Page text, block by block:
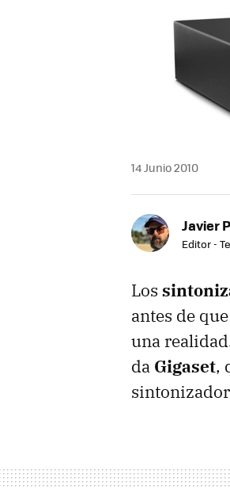
14 Junio 2010
Javier
Editor -
Los
antes de
una
da Gigaset,